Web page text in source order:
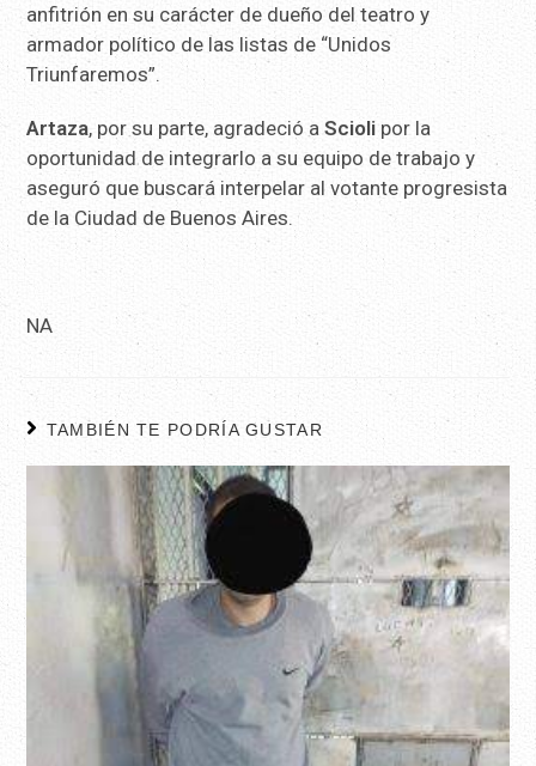
anfitrión en su carácter de dueño del teatro y
armador político de las listas de “Unidos
Triunfaremos”.
Artaza, por su parte, agradeció aScioli por la
oportunidad de integrarlo a su equipo de trabajo y
aseguró que buscará interpelar al votante progresista
de la Ciudad de Buenos Aires.
NA
TAMBIÉN TE PODRÍA GUSTAR